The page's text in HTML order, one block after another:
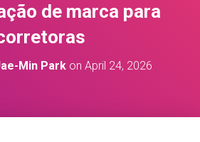
de marca para
Min Park on April 24, 2026